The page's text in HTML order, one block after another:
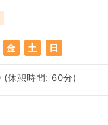
金 土 日
休憩時間: 60分)